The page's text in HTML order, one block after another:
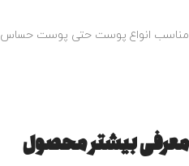
مناسب انواع پوست حتی پوست حساس
معرفی بیشتر محصول